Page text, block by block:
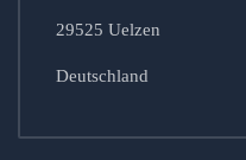
29525 Uelzen
Deutschland